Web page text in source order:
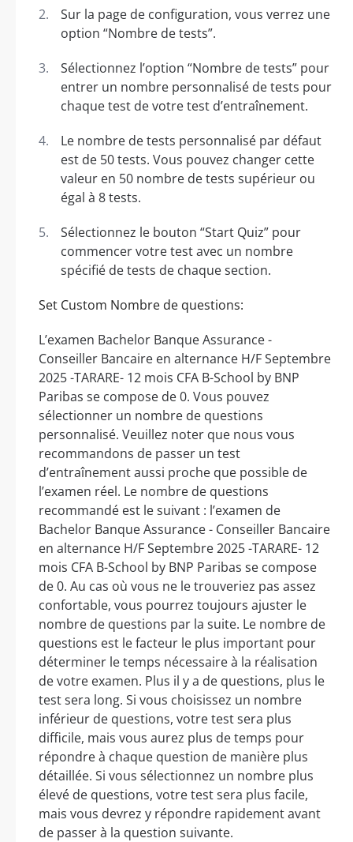
Sur la page de configuration, vous verrez une
option “Nombre de tests”.
Sélectionnez l’option “Nombre de tests” pour
entrer un nombre personnalisé de tests pour
chaque test de votre test d’entraînement.
Le nombre de tests personnalisé par défaut
est de 50 tests. Vous pouvez changer cette
valeur en 50 nombre de tests supérieur ou
égal à 8 tests.
Sélectionnez le bouton “Start Quiz” pour
commencer votre test avec un nombre
spécifié de tests de chaque section.
Set Custom Nombre de questions:
L’examen Bachelor Banque Assurance -
Conseiller Bancaire en alternance H/F Septembre
2025 -TARARE- 12 mois CFA B-School by BNP
Paribas se compose de 0. Vous pouvez
sélectionner un nombre de questions
personnalisé. Veuillez noter que nous vous
recommandons de passer un test
d’entraînement aussi proche que possible de
l’examen réel. Le nombre de questions
recommandé est le suivant : l’examen de
Bachelor Banque Assurance - Conseiller Bancaire
en alternance H/F Septembre 2025 -TARARE- 12
mois CFA B-School by BNP Paribas se compose
de 0. Au cas où vous ne le trouveriez pas assez
confortable, vous pourrez toujours ajuster le
nombre de questions par la suite. Le nombre de
questions est le facteur le plus important pour
déterminer le temps nécessaire à la réalisation
de votre examen. Plus il y a de questions, plus le
test sera long. Si vous choisissez un nombre
inférieur de questions, votre test sera plus
difficile, mais vous aurez plus de temps pour
répondre à chaque question de manière plus
détaillée. Si vous sélectionnez un nombre plus
élevé de questions, votre test sera plus facile,
mais vous devrez y répondre rapidement avant
de passer à la question suivante.